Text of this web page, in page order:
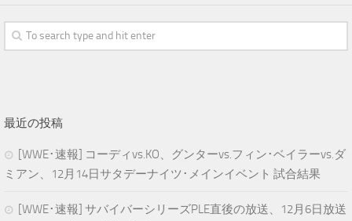
最近の投稿
[WWE･速報] コーディvs.KO、グンターvs.フィン･ベイラーvs.ダ
ミアン、12月14日サタデーナイツ･メインイベント 試合結果
[WWE･速報] サバイバーシリーズPLE直後の放送、12月6日放送